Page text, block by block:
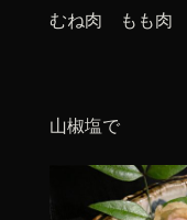
むね肉 もも肉
山椒塩で